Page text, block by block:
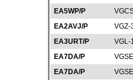
EA5WP/P
EA2AVJ/P
VGZ-
EA3URT/P
VGL-
EA7DA/P
EA7DA/P